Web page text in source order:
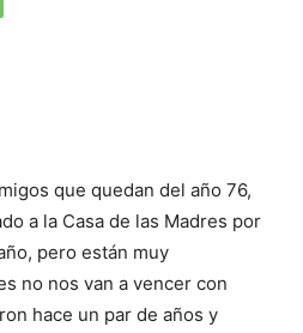
que quedan del año 76,
a la Casa de las Madres por
pero están muy
no nos van a vencer con
hace un par de años y